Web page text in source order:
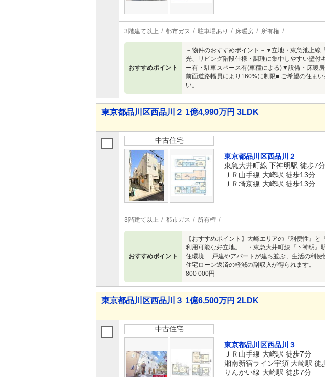
3階建て以上 都市ガス 駐車場あり 床暖房 所有権
おすすめポイント
－物件のおすすめポイント－▼立地・東急池上
光、リビング階段仕様・調理に集中しやすい壁
ー有・駐車スペース有(車種による)▼設備・床暖
前面道路幅員により160%に制限■ ご希望の住
い。
東京都品川区西品川２ 1億4,990万円 3LDK
中古住宅
東京都品川区西品川２
東急大井町線 下神明駅 徒歩7分
ＪＲ山手線 大崎駅 徒歩13分
ＪＲ埼京線 大崎駅 徒歩13分
3階建て以上 都市ガス 所有権
おすすめポイント
【おすすめポイント】大崎エリアの『利便性』
利用可能な好立地。 ・東急大井町線『下神明』
住環境 戸建やアパートが建ち並ぶ、生活の利便
住宅ローン返済の軽減の副収入が得られます
800 000円
東京都品川区西品川３ 1億6,500万円 2LDK
中古住宅
東京都品川区西品川３
ＪＲ山手線 大崎駅 徒歩7分
湘南新宿ライン宇須 大崎駅 徒
りんかい線 大崎駅 徒歩7分